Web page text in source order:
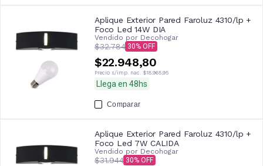
Aplique Exterior Pared Faroluz 4310/lp +
Foco Led 14W DIA
Vendido por Decohogar
$32.784 30
$22.948,80
Precio s/imp. nac. $18.965,95
Llega en 48hs
Comparar
Aplique Exterior Pared Faroluz 4310/lp +
Foco Led 7W CALIDA
Vendido por Decohogar
$31.944 30